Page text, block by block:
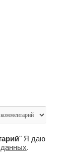
" Я даю
.